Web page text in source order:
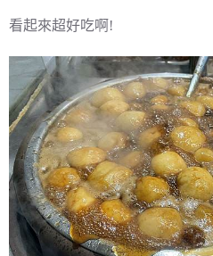
看起來超好吃啊!